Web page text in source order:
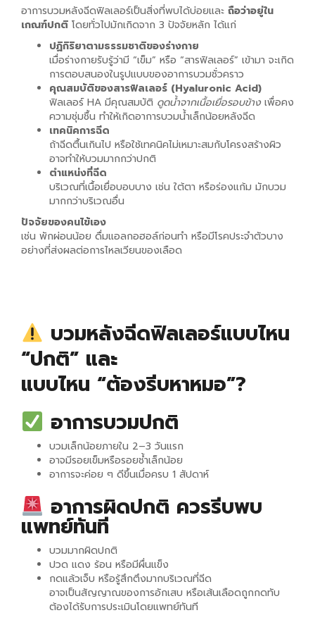
อาการบวมหลังฉีดฟิลเลอร์เป็นสิ่งที่พบได้บ่อยและ ถือว่าอยู่ใน
เกณฑ์ปกติ โดยทั่วไปมักเกิดจาก 3 ปัจจัยหลัก ได้แก่
ปฏิกิริยาตามธรรมชาติของร่างกาย
เมื่อร่างกายรับรู้ว่ามี “เข็ม” หรือ “สารฟิลเลอร์” เข้ามา จะเกิด
การตอบสนองในรูปแบบของอาการบวมชั่วคราว
คุณสมบัติของสารฟิลเลอร์ (Hyaluronic Acid)
ฟิลเลอร์ HA มีคุณสมบัติ ดูดน้ำจากเนื้อเยื่อรอบข้างเพื่อคง
ความชุ่มชื้น ทำให้เกิดอาการบวมน้ำเล็กน้อยหลังฉีด
เทคนิคการฉีด
ถ้าฉีดตื้นเกินไป หรือใช้เทคนิคไม่เหมาะสมกับโครงสร้างผิว
อาจทำให้บวมมากกว่าปกติ
ตำแหน่งที่ฉีด
บริเวณที่เนื้อเยื่อบอบบาง เช่น ใต้ตา หรือร่องแก้ม มักบวม
มากกว่าบริเวณอื่น
ปัจจัยของคนไข้เอง
เช่น พักผ่อนน้อย ดื่มแอลกอฮอล์ก่อนทำ หรือมีโรคประจำตัวบาง
อย่างที่ส่งผลต่อการไหลเวียนของเลือด
บวมหลังฉีดฟิลเลอร์แบบไหน
“ปกติ” และ
แบบไหน “ต้องรีบหาหมอ”?
อาการบวมปกติ
บวมเล็กน้อยภายใน 2–3 วันแรก
อาจมีรอยเข็มหรือรอยช้ำเล็กน้อย
อาการจะค่อย ๆ ดีขึ้นเมื่อครบ 1 สัปดาห์
อาการผิดปกติ ควรรีบพบ
แพทย์ทันที
บวมมากผิดปกติ
ปวด แดง ร้อน หรือมีผื่นแข็ง
กดแล้วเจ็บ หรือรู้สึกตึงมากบริเวณที่ฉีด
อาจเป็นสัญญาณของการอักเสบ หรือเส้นเลือดถูกกดทับ
ต้องได้รับการประเมินโดยแพทย์ทันที